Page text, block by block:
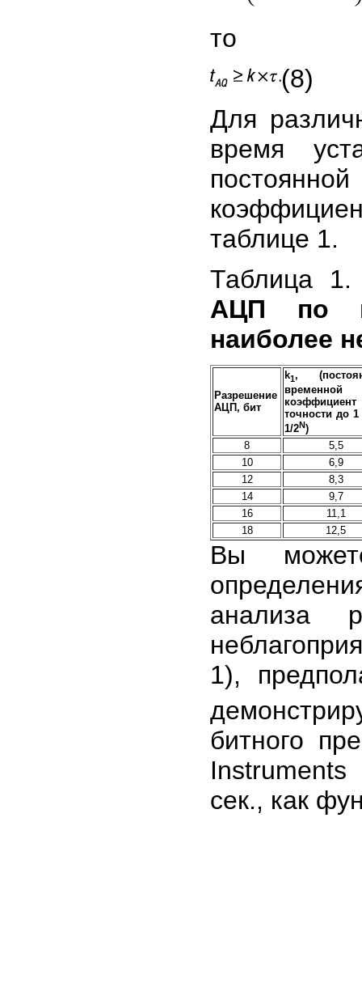
то
(8)
Для
время
таблице 1.
Таблица
АЦП по
наиболее
Разрешение
АЦП, бит
k1,
временной
точности до
1/2N)
8
5,5
10
6,9
12
8,3
14
9,7
16
11,1
18
12,5
Вы
анализа
1),
битного
сек., как